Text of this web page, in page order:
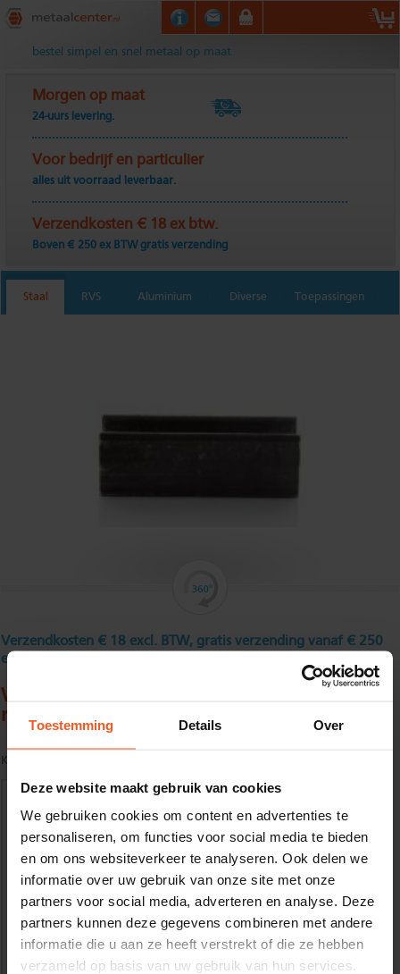
Toestemming Details Over
Deze website maakt gebruik van cookies
We gebruiken cookies om content en advertenties te
personaliseren, om functies voor social media te bieden
en om ons websiteverkeer te analyseren. Ook delen we
informatie over uw gebruik van onze site met onze
partners voor social media, adverteren en analyse. Deze
partners kunnen deze gegevens combineren met andere
informatie die u aan ze heeft verstrekt of die ze hebben
verzameld op basis van uw gebruik van hun services.
Metaalcenter.nl
bestel simpel en snel metaal op maat
Morgen op maat
24-uurs levering.
Voor bedrijf en particulier
alles uit voorraad leverbaar.
Verzendkosten € 18 ex btw.
Boven € 250 ex BTW gratis verzending
Staal RVS Aluminium Diverse Toepassingen
Verzendkosten € 18 excl. BTW, gratis verzending vanaf € 250
excl. BTW
Warmgewalst klein U - staal 40 x 20 x 5 x 5
mm
Kwaliteit:
Gewenste
lengtemaat inmm
(max. 2000 mm)
+/- 2 mm lengtetolerantie
Aantal: